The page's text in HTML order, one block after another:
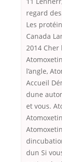
regard
Les
Canada
2014 Cher
l’angle,
Accueil
dune
et vous.
dun Si